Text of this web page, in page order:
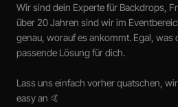
Wir sind dein Experte für Backdrops,
über 20 Jahren sind wir im
genau, worauf es ankommt. Egal, was
passende Lösung für dich.
Lass uns einfach vorher quatschen,
easy an 🤙